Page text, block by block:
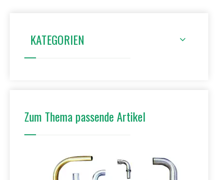
KATEGORIEN
Zum Thema passende Artikel